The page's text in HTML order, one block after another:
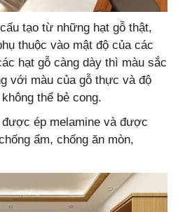
tạo từ những hạt gỗ thật,
thuộc vào mật độ của các
hạt gỗ càng dày thì màu sắc
với màu của gỗ thực và độ
thể bẻ cong.
ép melamine và được
ẩm, chống ăn mòn,